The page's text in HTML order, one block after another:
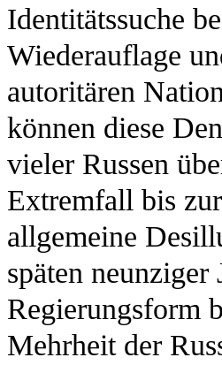
Identitätssuche
Wiederauflage
autoritären
können diese
vieler Russen
Extremfall bis
allgemeine
späten
Regierungsform
Mehrheit der